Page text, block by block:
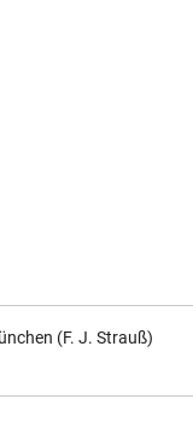
(F. J. Strauß)